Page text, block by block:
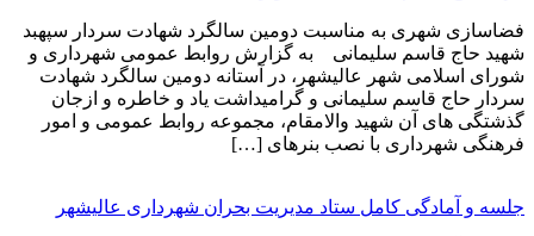
فضاسازی شهری به مناسبت دومین سالگرد شهادت سردار سپهبد
شهید حاج قاسم سلیمانی به گزارش روابط عمومی شهرداری و
شورای اسلامی شهر عالیشهر، در آستانه دومین سالگرد شهادت
سردار حاج قاسم سلیمانی و گرامیداشت یاد و خاطره و ازجان
گذشتگی های آن شهید والامقام، مجموعه روابط عمومی و امور
فرهنگی شهرداری با نصب بنرهای […]
جلسه و آمادگی کامل ستاد مدیریت بحران شهرداری عالیشهر